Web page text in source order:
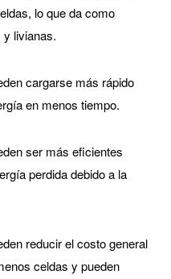
lo que da como
livianas.
cargarse más rápido
en menos tiempo.
ser más eficientes
perdida debido a la
reducir el costo general
celdas y pueden